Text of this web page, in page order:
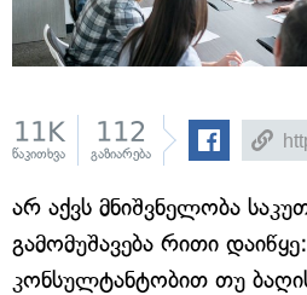
11K
წაკითხვა
112
გაზიარება
არ აქვს მნიშვნელობა
გამომუშავება რითი
კონსულტანტობით თუ